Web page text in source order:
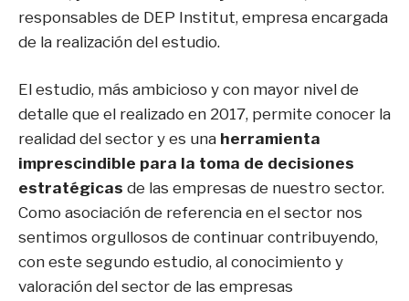
responsables de DEP Institut, empresa encargada
de la realización del estudio.
El estudio, más ambicioso y con mayor nivel de
detalle que el realizado en 2017, permite conocer la
realidad del sector y es una herramienta
imprescindible para la toma de decisiones
estratégicas de las empresas de nuestro sector.
Como asociación de referencia en el sector nos
sentimos orgullosos de continuar contribuyendo,
con este segundo estudio, al conocimiento y
valoración del sector de las empresas